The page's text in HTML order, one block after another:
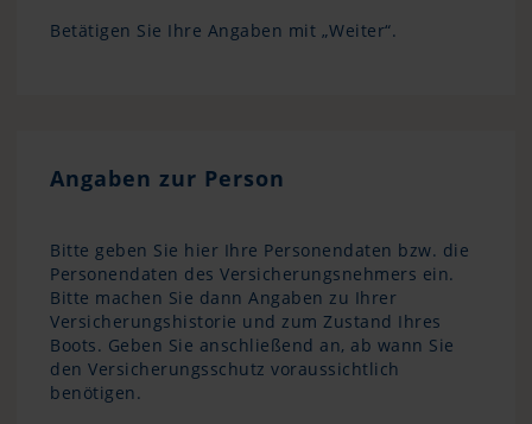
Betätigen Sie Ihre Angaben mit „Weiter“.
Angaben zur Person
Bitte geben Sie hier Ihre Personendaten bzw. die
Personendaten des Versicherungsnehmers ein.
Bitte machen Sie dann Angaben zu Ihrer
Versicherungshistorie und zum Zustand Ihres
Boots. Geben Sie anschließend an, ab wann Sie
den Versicherungsschutz voraussichtlich
benötigen.